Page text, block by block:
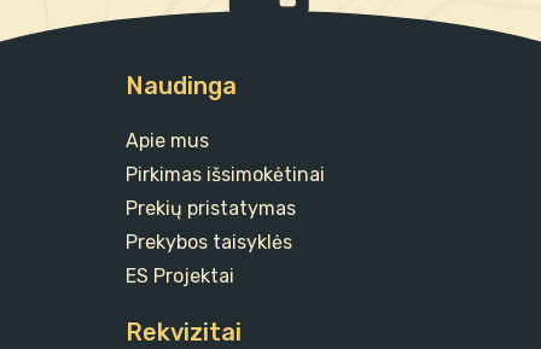
Naudinga
Apie mus
Pirkimas išsimokėtinai
Prekių pristatymas
Prekybos taisyklės
ES Projektai
Rekvizitai